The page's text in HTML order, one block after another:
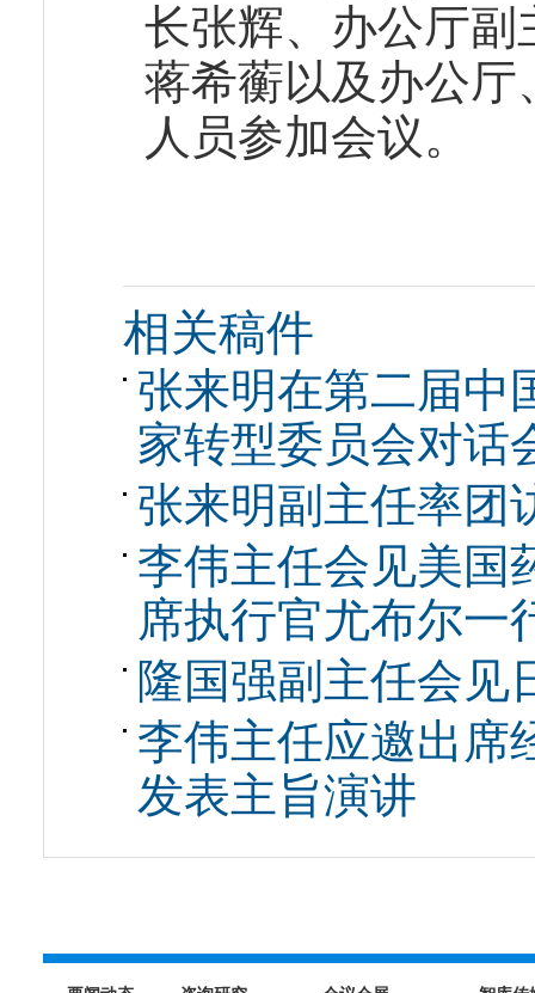
长张辉、办公厅
蒋希蘅以及办公
人员参加会议。
相关稿件
张来明在第二届中
家转型委员会对话
张来明副主任率团
李伟主任会见美国
席执行官尤布尔一
隆国强副主任会见
李伟主任应邀出席
发表主旨演讲